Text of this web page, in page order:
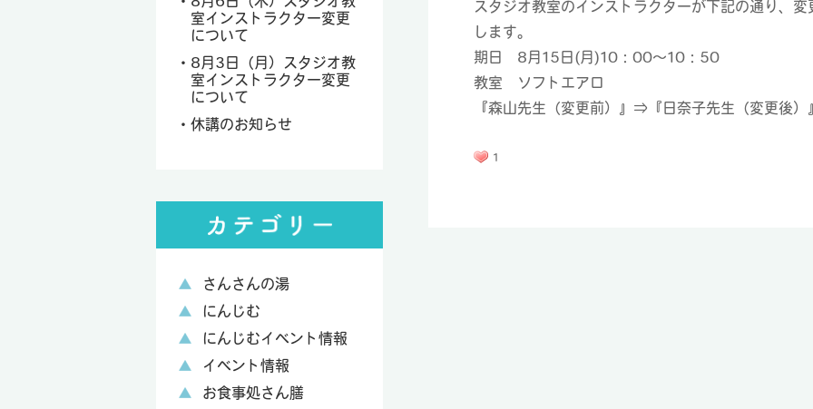
室インストラクター変更
について
8月3日（月）スタジオ教
室インストラクター変更
について
休講のお知らせ
さんさんの湯
にんじむ
にんじむイベント情報
イベント情報
お食事処さん膳
スタジオ教室のインストラクターが下記の通り、
します。
期日 8月15日(月)10：00～10：50
教室 ソフトエアロ
『森山先生（変更前）』⇒『日奈子先生（変更後）
1